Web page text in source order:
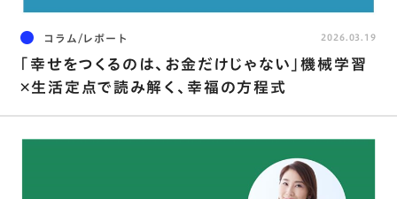
コラム/レポート
｢幸せをつくるのは、お金だけじゃない｣機械学習
×生活定点で読み解く、幸福の方程式
2026.03.19